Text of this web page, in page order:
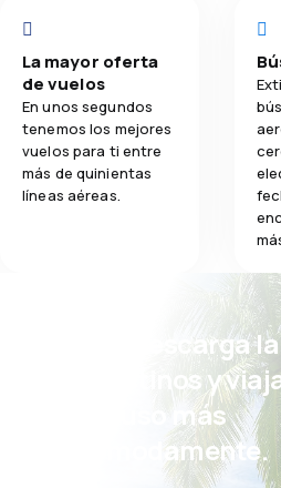
La mayor oferta
de vuelos
En unos segundos
tenemos los mejores
vuelos para ti entre
más de quinientas
líneas aéreas.
¡Eh! Descarga
eDestinos y
incluso más
cómodamente.